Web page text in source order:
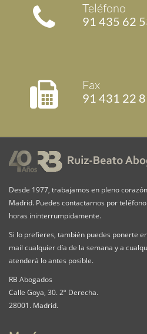
Teléfono
91 435 62
Fax
91 431 22
Desde 1977, trabajamos en pleno
Madrid. Puedes contactarnos por
horas ininterrumpidamente.
Si lo prefieres, también puedes ponerte
mail cualquier día de la semana y a
atenderá lo antes posible.
RB Abogados
Calle Goya, 30. 2º Derecha.
28001. Madrid.